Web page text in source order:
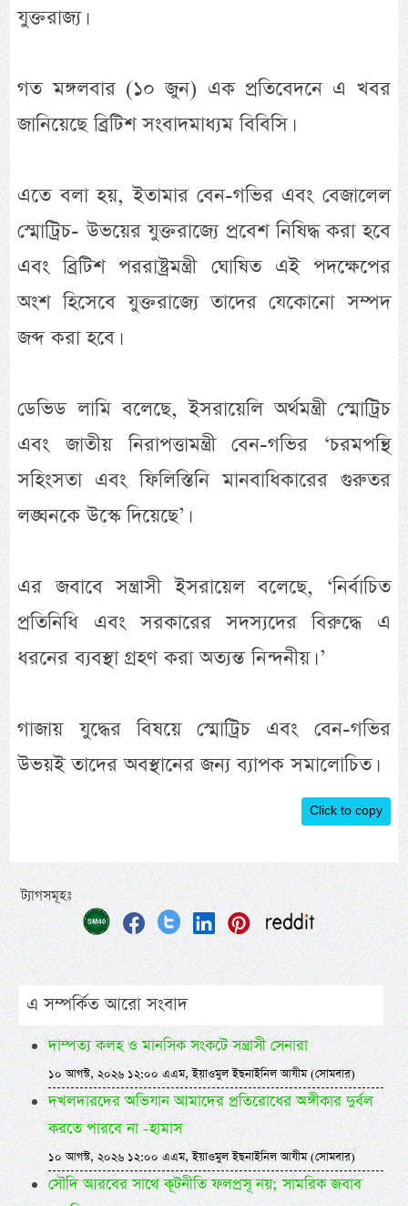
যুক্তরাজ্য।
গত মঙ্গলবার (১০ জুন) এক প্রতিবেদনে এ খবর
জানিয়েছে ব্রিটিশ সংবাদমাধ্যম বিবিসি।
এতে বলা হয়, ইতামার বেন-গভির এবং বেজালেল
স্মোট্রিচ- উভয়ের যুক্তরাজ্যে প্রবেশ নিষিদ্ধ করা হবে
এবং ব্রিটিশ পররাষ্ট্রমন্ত্রী ঘোষিত এই পদক্ষেপের
অংশ হিসেবে যুক্তরাজ্যে তাদের যেকোনো সম্পদ
জব্দ করা হবে।
ডেভিড লামি বলেছে, ইসরায়েলি অর্থমন্ত্রী স্মোট্রিচ
এবং জাতীয় নিরাপত্তামন্ত্রী বেন-গভির ‘চরমপন্থি
সহিংসতা এবং ফিলিস্তিনি মানবাধিকারের গুরুতর
লঙ্ঘনকে উস্কে দিয়েছে’।
এর জবাবে সন্ত্রাসী ইসরায়েল বলেছে, ‘নির্বাচিত
প্রতিনিধি এবং সরকারের সদস্যদের বিরুদ্ধে এ
ধরনের ব্যবস্থা গ্রহণ করা অত্যন্ত নিন্দনীয়। ’
গাজায় যুদ্ধের বিষয়ে স্মোট্রিচ এবং বেন-গভির
উভয়ই তাদের অবস্থানের জন্য ব্যাপক সমালোচিত।
Click to copy
ট্যাগসমূহঃ
এ সম্পর্কিত আরো সংবাদ
দাম্পত্য কলহ ও মানসিক সংকটে সন্ত্রাসী সেনারা
১০ আগস্ট, ২০২৬ ১২:০০ এএম, ইয়াওমুল ইছনাইনিল আযীম (সোমবার)
দখলদারদের অভিযান আমাদের প্রতিরোধের অঙ্গীকার দুর্বল
করতে পারবে না -হামাস
১০ আগস্ট, ২০২৬ ১২:০০ এএম, ইয়াওমুল ইছনাইনিল আযীম (সোমবার)
সৌদি আরবের সাথে কূটনীতি ফলপ্রসূ নয়; সামরিক জবাব